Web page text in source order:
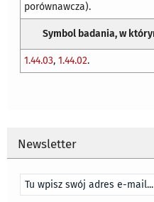
porównawcza).
Symbol badania, w
1.44.03,1.44.02.
Newsletter